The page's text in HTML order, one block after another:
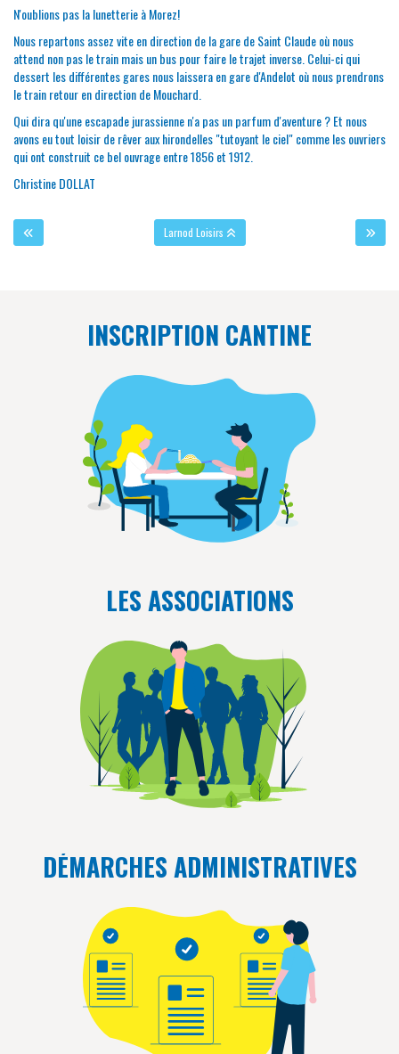
N'oublions pas la lunetterie à Morez!
Nous repartons assez vite en direction de la gare de Saint Claude où nous
attend non pas le train mais un bus pour faire le trajet inverse. Celui-ci qui
dessert les différentes gares nous laissera en gare d'Andelot où nous prendrons
le train retour en direction de Mouchard.
Qui dira qu'une escapade jurassienne n'a pas un parfum d'aventure ? Et nous
avons eu tout loisir de rêver aux hirondelles "tutoyant le ciel" comme les ouvriers
qui ont construit ce bel ouvrage entre 1856 et 1912.
Christine DOLLAT
Larnod Loisirs
INSCRIPTION CANTINE
LES ASSOCIATIONS
DÉMARCHES ADMINISTRATIVES